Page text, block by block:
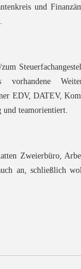
und
vorhandene
EDV, DATEV,
und teamorientiert.
Zweierbüro,
an, schließlich